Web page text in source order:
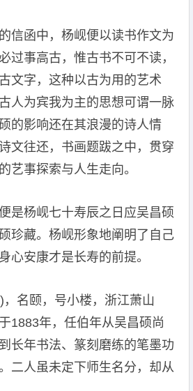
信函中，杨岘便以读书作文为
过事高古，惟古书不可不读，
文字，这种以古为用的艺术
人为宾我为主的思想可谓一脉
的影响还在其浪漫的诗人情
文往还，书画题跋之中，贯穿
艺事探索与人生走向。
是杨岘七十寿辰之日应吴昌硕
珍藏。杨岘形象地阐明了自己
心安康才是长寿的前提。
名颐，号小楼，浙江萧山
1883年，任伯年从吴昌硕尚
长年书法、篆刻磨练的笔墨功
二人虽未定下师生名分，却从